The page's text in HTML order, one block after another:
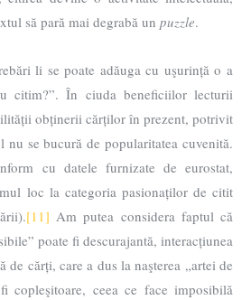
să pară mai degrabă un puzzle.
li se poate adăuga cu uşurință o a
citim?”. În ciuda beneficiilor lecturii
obținerii cărților în prezent, potrivit
se bucură de popularitatea cuvenită.
cu datele furnizate de eurostat,
loc la categoria pasionaților de citit
[11] Am putea considera faptul că
poate fi descurajantă, interacțiunea
de cărți, care a dus la naşterea „artei de
copleşitoare, ceea ce face imposibilă